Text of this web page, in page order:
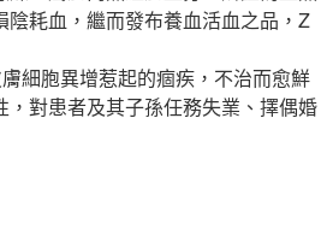
陰耗血，繼而發布養血活血之品，Z
細胞異增惹起的痼疾，不治而愈鮮
對患者及其子孫任務失業、擇偶婚